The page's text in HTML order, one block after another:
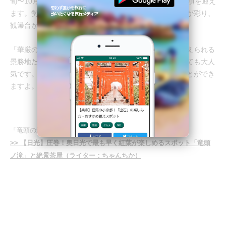
ます。勢いよく流れ落ちる滝の周辺をモミジやシナノキが彩り、
観瀑台からの眺めはまるで日本庭園のような趣。
「華厳の滝」「湯滝」とあわせて「奥日光三名瀑」に数えられる
景勝地だけあり、紅葉の時期は特にフォトスポットとしても大人
気です。色彩豊かな絵画のような、美しい姿を収めることができ
ますよ。
「竜頭の滝」の旅のしおり
>> 【日光】圧巻！奥日光で最も早く紅葉が楽しめるスポット「竜頭
ノ滝」と絶景茶屋（ライター：ちゃんちか）